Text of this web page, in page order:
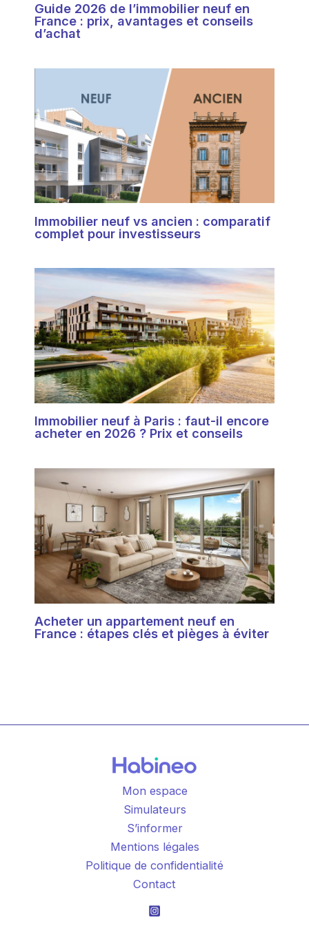
Guide 2026 de l’immobilier neuf en
France : prix, avantages et conseils
d’achat
Immobilier neuf vs ancien : comparatif
complet pour investisseurs
Immobilier neuf à Paris : faut-il encore
acheter en 2026 ? Prix et conseils
Acheter un appartement neuf en
France : étapes clés et pièges à éviter
Mon espace
Simulateurs
S’informer
Mentions légales
Politique de confidentialité
Contact